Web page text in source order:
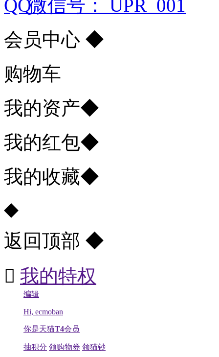
微信号： UPR_001
会员中心 ◆
购物车
我的资产◆
我的红包◆
我的收藏◆
◆
返回顶部 ◆
 我的特权
编辑
Hi, ecmoban
你是天猫T4会员
抽积分 领购物券 领猫钞